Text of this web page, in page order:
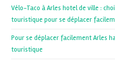
Vélo-Taco à Arles hotel de ville :
touristique pour se déplacer
Pour se déplacer facilement Arles
touristique